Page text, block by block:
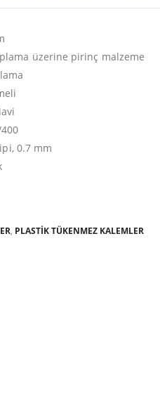
üzerine pirinç malzeme
0.7 mm
, PLASTIK TÜKENMEZ KALEMLER